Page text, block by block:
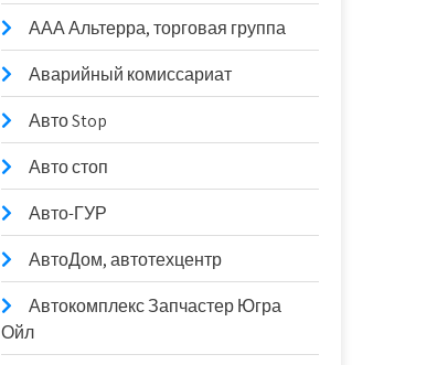
ААА Альтерра, торговая группа
Аварийный комиссариат
Авто Stop
Авто стоп
Авто-ГУР
АвтоДом, автотехцентр
Автокомплекс Запчастер Югра
Ойл